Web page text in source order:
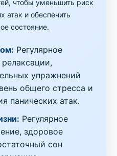
чтобы уменьшить риск
атак и обеспечить
состояние.
Регулярное
упражнений
общего стресса и
панических атак.
Регулярное
здоровое
сон